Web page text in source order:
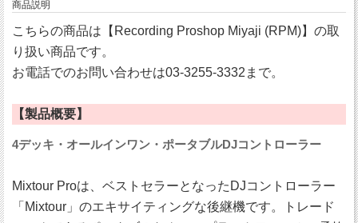
商品説明
こちらの商品は【Recording Proshop Miyaji (RPM)】の取
り扱い商品です。
お電話でのお問い合わせは03-3255-3332まで。
【製品概要】
4デッキ・オールインワン・ポータブルDJコントローラー
Mixtour Proは、ベストセラーとなったDJコントローラー
「Mixtour」のエキサイティングな後継機です。トレード